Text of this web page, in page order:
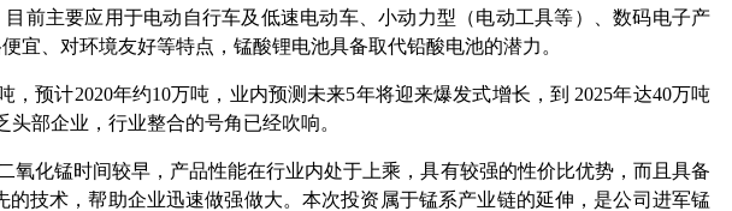
前主要应用于电动自行车及低速电动车、小动力型（电动工具等）、数码电子产
、对环境友好等特点，锰酸锂电池具备取代铅酸电池的潜力。
预计2020年约10万吨，业内预测未来5年将迎来爆发式增长，到 2025年达40万吨
部企业，行业整合的号角已经吹响。
化锰时间较早，产品性能在行业内处于上乘，具有较强的性价比优势，而且具备
技术，帮助企业迅速做强做大。本次投资属于锰系产业链的延伸，是公司进军锰